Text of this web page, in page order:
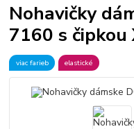
Nohavičky
7160 s čipkou
viac farieb elastické